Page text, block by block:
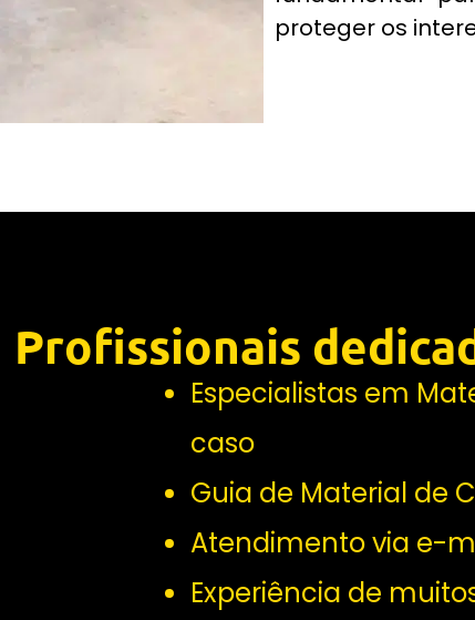
proteger os
Profissionais
Especialistas em
caso
Guia de Material de
Atendimento via e-
Experiência de